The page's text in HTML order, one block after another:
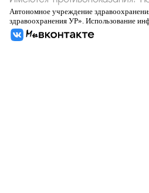
Автономное учреждение
здравоохранения УР». Использование